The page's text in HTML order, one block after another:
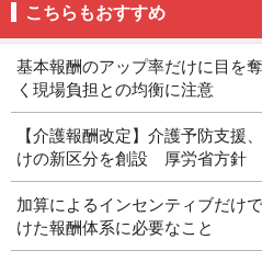
こちらもおすすめ
基本報酬のアップ率だけに目を
く現場負担との均衡に注意
【介護報酬改定】介護予防支
けの新区分を創設 厚労省方針
加算によるインセンティブだけ
けた報酬体系に必要なこと